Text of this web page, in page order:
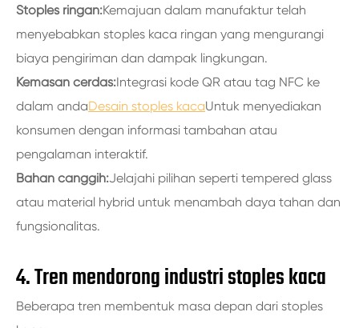
Stoples ringan:Kemajuan dalam manufaktur telah
menyebabkan stoples kaca ringan yang mengurangi
biaya pengiriman dan dampak lingkungan.
Kemasan cerdas:Integrasi kode QR atau tag NFC ke
dalam andaDesain stoples kacaUntuk menyediakan
konsumen dengan informasi tambahan atau
pengalaman interaktif.
Bahan canggih:Jelajahi pilihan seperti tempered glass
atau material hybrid untuk menambah daya tahan dan
fungsionalitas.
4. Tren mendorong industri stoples kaca
Beberapa tren membentuk masa depan dari stoples